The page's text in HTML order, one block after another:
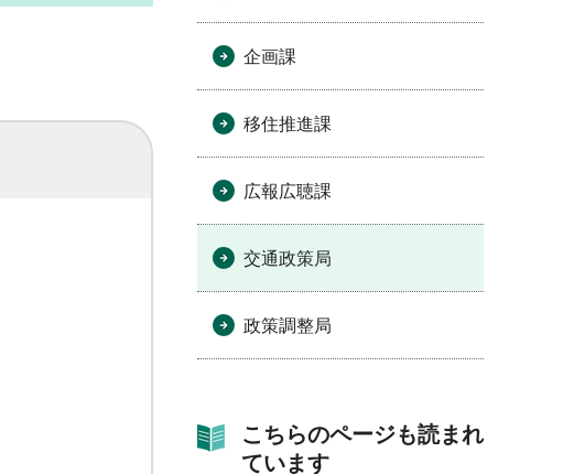
企画課
移住推進課
広報広聴課
交通政策局
政策調整局
こちらのページも読まれ
ています